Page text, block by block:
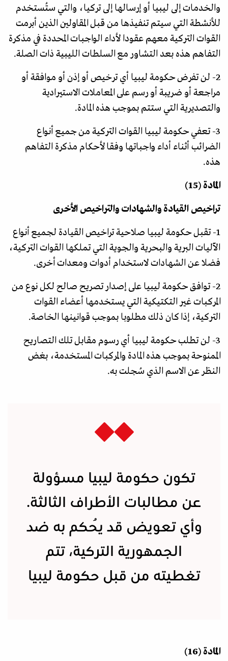
والخدمات إلى ليبيا أو إرسالها إلى تركيا، والتي ستُستخدم
للأنشطة التي سيتم تنفيذها من قبل المقاولين الذين أبرمت
القوات التركية معهم عقودا لأداء الواجبات المحددة في مذكرة
التفاهم هذه بعد التشاور مع السلطات الليبية ذات الصلة.
2- لن تفرض حكومة ليبيا أي ترخيص أو إذن أو موافقة أو
مراجعة أو ضريبة أو رسم على المعاملات الاستيرادية
والتصديرية التي ستتم بموجب هذه المادة.
3- تعفي حكومة ليبيا القوات التركية من جميع أنواع
الضرائب أثناء أداء واجباتها وفقا لأحكام مذكرة التفاهم
هذه.
المادة (15)
تراخيص القيادة والشهادات والتراخيص الأخرى
1- تقبل حكومة ليبيا صلاحية تراخيص القيادة لجميع أنواع
الآليات البرية والبحرية والجوية التي تملكها القوات التركية،
فضلا عن الشهادات لاستخدام أدوات ومعدات أخرى.
2- توافق حكومة ليبيا على إصدار تصريح صالح لكل نوع من
المركبات غير التكتيكية التي يستخدمها أعضاء القوات
التركية، إذا كان ذلك مطلوبا بموجب قوانينها الخاصة.
3- لن تطلب حكومة ليبيا أي رسوم مقابل تلك التصاريح
الممنوحة بموجب هذه المادة والمركبات المستخدمة، بغض
النظر عن الاسم الذي سُجلت به.
تكون حكومة ليبيا مسؤولة
عن مطالبات الأطراف الثالثة.
وأي تعويض قد يُحكم به ضد
الجمهورية التركية، تتم
تغطيته من قبل حكومة ليبيا
المادة (16)